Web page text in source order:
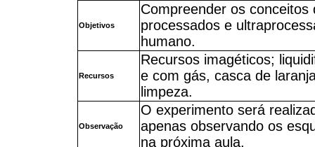
Objetivos
Compreender os
processados e
humano.
Recursos
Recursos imagéticos;
e com gás, casca de
limpeza.
Observação
O experimento será
apenas observando os
na próxima aula.